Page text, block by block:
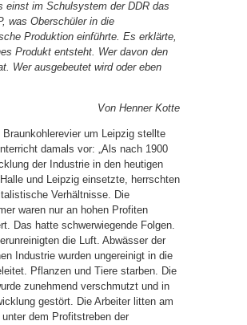
einst im Schulsystem der DDR das
was Oberschüler in die
Produktion einführte. Es erklärte,
Produkt entsteht. Wer davon den
Wer ausgebeutet wird oder eben
Von Henner Kotte
um Leipzig stellte
damals vor: „Als nach 1900
der Industrie in den heutigen
und Leipzig einsetzte, herrschten
Verhältnisse. Die
waren nur an hohen Profiten
Das hatte schwerwiegende Folgen.
die Luft. Abwässer der
Industrie wurden ungereinigt in die
Pflanzen und Tiere starben. Die
zunehmend verschmutzt und in
gestört. Die Arbeiter litten am
unter dem Profitstreben der